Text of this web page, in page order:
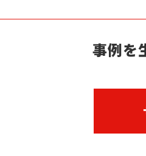
事例を